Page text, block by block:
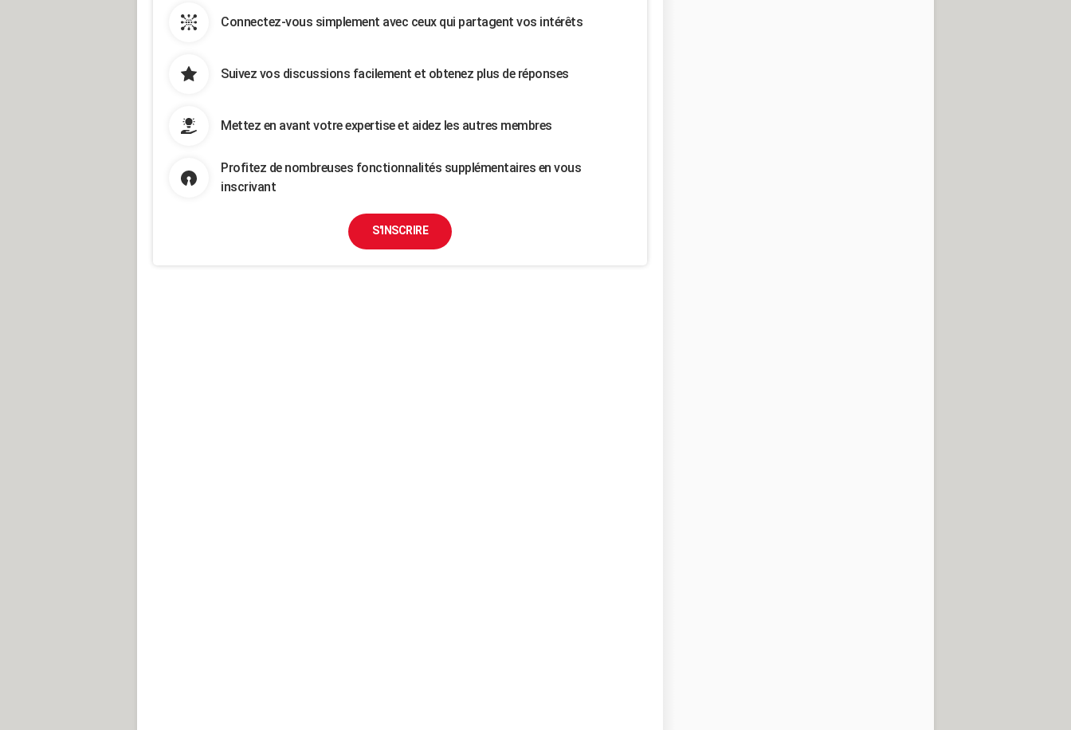
Connectez-vous simplement avec ceux qui partagent vos intérêts
Suivez vos discussions facilement et obtenez plus de réponses
Mettez en avant votre expertise et aidez les autres membres
Profitez de nombreuses fonctionnalités supplémentaires en vous
inscrivant
S'INSCRIRE